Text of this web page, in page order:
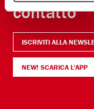
contatto
ISCRIVITI ALLA
NEW! SCARICA L'APP